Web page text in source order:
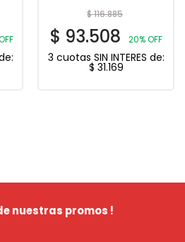
$116.885
$ 93.508 20% OFF
3 cuotas SIN INTERES de:
$ 31.169
nuestras promos !